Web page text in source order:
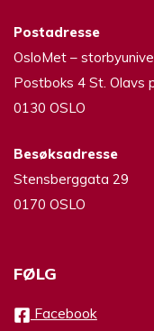
Postadresse
OsloMet –
Postboks 4 St. Olavs
0130 OSLO
Besøksadresse
Stensberggata 29
0170 OSLO
FØLG
Facebook